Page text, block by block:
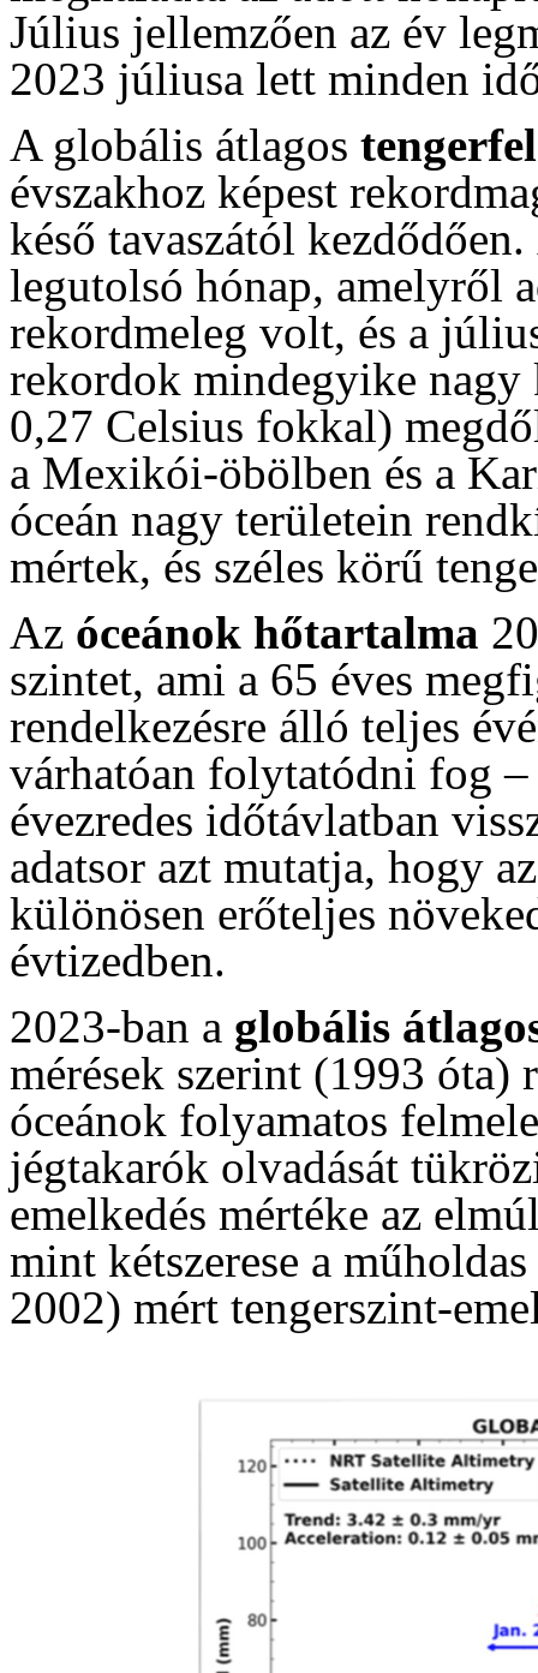
Július jellemzően az év
2023 júliusa lett minden
A globális átlagos
évszakhoz képest
késő tavaszától
legutolsó hónap, amelyről
rekordmeleg volt, és a
rekordok mindegyike
0,27 Celsius fokkal)
a Mexikói-öbölben és a
óceán nagy területein
mértek, és széles körű
Az óceánok hőtartalma
szintet, ami a 65 éves
rendelkezésre álló teljes
várhatóan folytatódni fog –
évezredes időtávlatban
adatsor azt mutatja, hogy
különösen erőteljes
évtizedben.
2023-ban a globális
mérések szerint (1993 óta)
óceánok folyamatos
jégtakarók olvadását
emelkedés mértéke az
mint kétszerese a
2002) mért tengerszint-